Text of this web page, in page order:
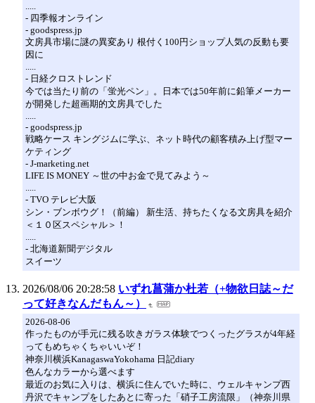
- 四季報オンライン
- goodspress.jp
文房具市場に謎の異変あり 根付く100円ショップ人気の反動も要
因に
- 日経クロストレンド
今では当たり前の「蛍光ペン」。日本では50年前に鉛筆メーカー
が開発した超画期的文房具でした
- goodspress.jp
戦略ケース キングジムに学ぶ、ネット時代の顧客積み上げ型マー
ケティング
- J-marketing.net
LIFE IS MONEY ～世の中お金で見てみよう～
- TVO テレビ大阪
シン・ブンボウグ！（前編） 新生活、持ちたくなる文房具を紹介
＜１０区スペシャル＞！
- 北海道新聞デジタル
スイーツ
2026/08/06 20:28:58 いずれ菖蒲か杜若（+物欲日誌～だ
って好きなんだもん～）
2026-08-06
作ったものが手元に残る吹きガラス体験でつくったグラスが4年経
ってもめちゃくちゃいいぞ！
神奈川横浜KanagaswaYokohama 日記diary
色んなカラーから選べます
最近のお気に入りは、横浜に住んでいた時に、ウェルキャンプ西
丹沢でキャンプをしたあとに寄った「硝子工房流限」（神奈川県